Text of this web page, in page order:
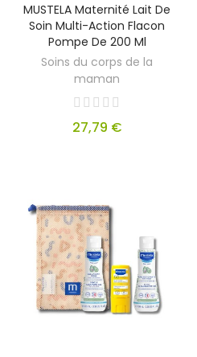
MUSTELA Maternité Lait De
Soin Multi-Action Flacon
Pompe De 200 Ml
Soins du corps de la
maman
27,79 €